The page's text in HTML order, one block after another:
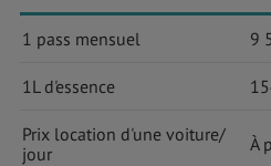
1 pass mensuel 9
1L d'essence
Prix location d'une voiture/
jour
À